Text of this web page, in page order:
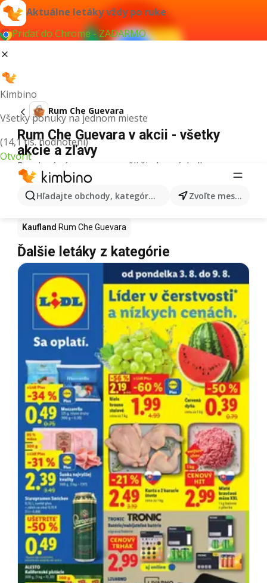
Aktuálne letáky vždy po ruke
Pridať do Chrome - ZADARMO
Kimbino
Všetky ponuky na jednom mieste
(14,1 tis. hodnotení)
Otvoriť
Hľadajte obchody, kategórie, produkty... Zvoľte mesto
Rum Che Guevara
Rum Che Guevara v akcii - všetky
akcie a zľavy
Pre daný výraz sme nenašli žiadne výsledky.
Rum Che Guevara v akcii - Kde kúpiť?
Tesco Rum Che Guevara Lidl Rum Che Guevara
Kaufland Rum Che Guevara
Ďalšie letáky z kategórie